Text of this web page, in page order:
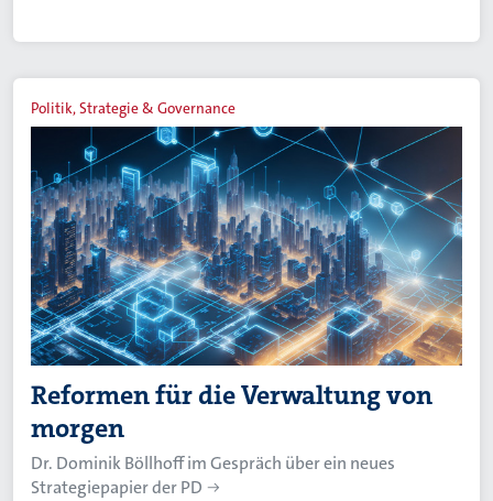
Politik, Strategie & Governance
Reformen für die Verwaltung von
morgen
Dr. Dominik Böllhoff im Gespräch über ein neues
Strategiepapier der PD